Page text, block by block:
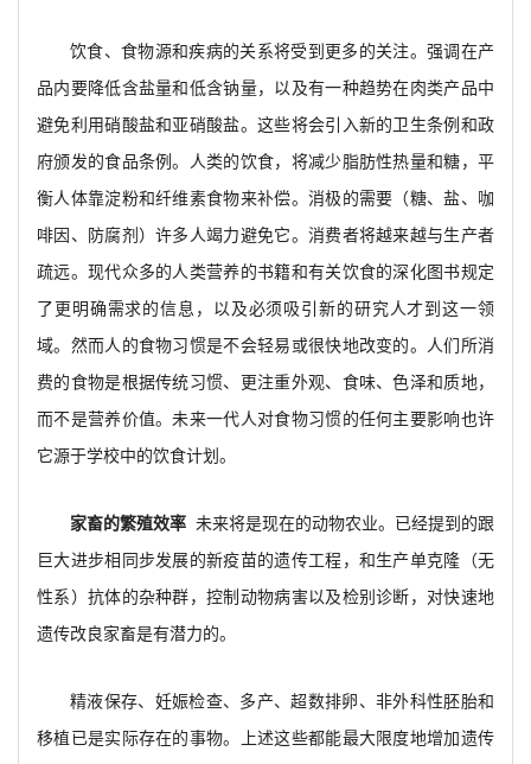
饮食、食物源和疾病的关系将受到更多的关注。强调在产
品内要降低含盐量和低含钠量，以及有一种趋势在肉类产品中
避免利用硝酸盐和亚硝酸盐。这些将会引入新的卫生条例和政
府颁发的食品条例。人类的饮食，将减少脂肪性热量和糖，平
衡人体靠淀粉和纤维素食物来补偿。消极的需要（糖、盐、咖
啡因、防腐剂）许多人竭力避免它。消费者将越来越与生产者
疏远。现代众多的人类营养的书籍和有关饮食的深化图书规定
了更明确需求的信息，以及必须吸引新的研究人才到这一领
域。然而人的食物习惯是不会轻易或很快地改变的。人们所消
费的食物是根据传统习惯、更注重外观、食味、色泽和质地，
而不是营养价值。未来一代人对食物习惯的任何主要影响也许
它源于学校中的饮食计划。
家畜的繁殖效率 未来将是现在的动物农业。已经提到的跟
巨大进步相同步发展的新疫苗的遗传工程，和生产单克隆（无
性系）抗体的杂种群，控制动物病害以及检别诊断，对快速地
遗传改良家畜是有潜力的。
精液保存、妊娠检查、多产、超数排卵、非外科性胚胎和
移植已是实际存在的事物。上述这些都能最大限度地增加遗传